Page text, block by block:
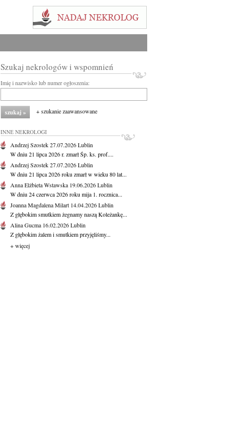
Szukaj nekrologów i wspomnień
Imię i nazwisko lub numer ogłoszenia:
+ szukanie zaawansowane
INNE NEKROLOGI
Andrzej Szostek27.07.2026Lublin
W dniu 21 lipca 2026 r. zmarł Śp. ks. prof....
Andrzej Szostek27.07.2026Lublin
W dniu 21 lipca 2026 roku zmarł w wieku 80 lat...
Anna Elżbieta Wstawska 19.06.2026Lublin
W dniu 24 czerwca 2026 roku mija 1. rocznica...
Joanna Magdalena Milart 14.04.2026Lublin
Z głębokim smutkiem żegnamy naszą Koleżankę...
Alina Gucma 16.02.2026Lublin
Z głębokim żalem i smutkiem przyjęliśmy...
+ więcej